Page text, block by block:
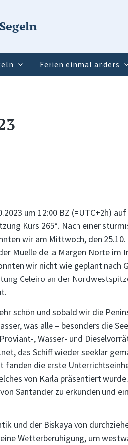
Ferien einmal anders
um 12:00 BZ (=UTC+2h) auf
Kurs 265°. Nach einer
wir am Mittwoch, den 25.10.
Muelle de la Margen Norte im
wir nicht wie geplant nach
Celeiro an der
schön und sobald wir die
was alle – besonders die
, Wasser- und
das Schiff wieder seeklar
die erste
von Karla präsentiert
Santander zu erkunden und
und der Biskaya von
Wetterberuhigung, um